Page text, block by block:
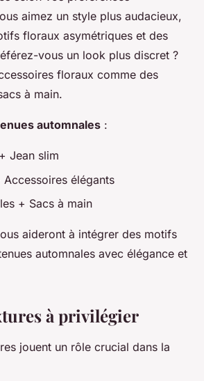
aimez un style plus audacieux,
floraux asymétriques et des
vous un look plus discret ?
floraux comme des
à main.
automnales :
Jean slim
élégants
+ Sacs à main
aideront à intégrer des motifs
automnales avec élégance et
à privilégier
jouent un rôle crucial dans la